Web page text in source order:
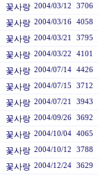
꽃사랑 2004/03/12 3706
꽃사랑 2004/03/16 4058
꽃사랑 2004/03/21 3795
꽃사랑 2004/03/22 4101
꽃사랑 2004/07/14 4426
꽃사랑 2004/07/15 3712
꽃사랑 2004/07/21 3943
꽃사랑 2004/09/26 3692
꽃사랑 2004/10/04 4065
꽃사랑 2004/10/12 3788
꽃사랑 2004/12/24 3629